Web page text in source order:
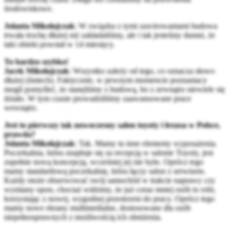
środowiskowe.
Jolanta Mikołajczak: W związku z tymi zawirowaniami budowa
trwała trochę dłużej niż zakładaliśmy, ale i tak jesteśmy dumni, że
taki obiekt powstał w 14 miesięcy.
To bardzo szybko!
Jacek Mikołajczak: Wszystko zależy od tego, co oznacza słowo
dłużej (śmiech). Faktycznie, w pewnym momencie poznaniacy
mogli pomyśleć, że stanęliśmy z budową, bo z zewnątrz niewiele się
działo. W tym czasie prowadziliśmy zaawansowane prace
wewnątrz.
Jest to pierwszy tak nowoczesny salon toyoty i lexusa w Polsce,
prawda?
Jolanta Mikołajczak: Tak. Mamy tu inne elementy wyposażenia.
Poczekalnia, która znajduje się za recepcją w salonie Toyoty, jest
zupełnie nową koncepcją, wcześniej jej nie było. Oprócz tego
mamy standardową poczekalnię, która łączy salon z serwisem.
Każdy może obserwować swój samochód w trakcie naprawy czy
wymiany opon, chociaż widzimy, że już coraz mniej osób to robi,
korzystając z nowej, wygodnej przestrzeni do pracy. Oprócz tego
mamy nowe ekrany multimedialne, dostosowane dla osób
niepełnosprawnych z możliwością ich obniżenia.